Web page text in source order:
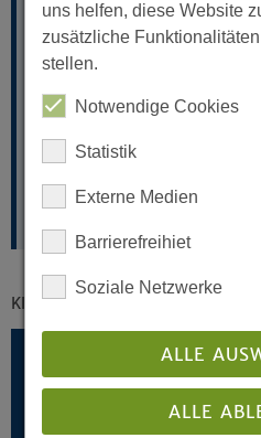
Die Bild- und
von 14 Landeskirchen und
Deutschland. Für Ihre
digitalen Medien steht
Bildern, Grafiken und
Verfügung.
Fundus-
Klickbares Banner zur Online-
uns helfen, diese Website
zusätzliche
stellen.
Notwendige Cookies
Statistik
Externe Medien
Barrierefreihiet
Soziale Netzwerke
ALLE
ALLE